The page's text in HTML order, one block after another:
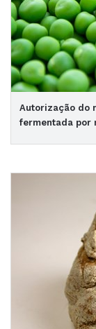
Autorização do
fermentada por